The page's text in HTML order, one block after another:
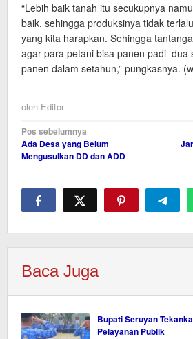
“Lebih baik tanah itu secukupnya
baik, sehingga produksinya tidak
yang kita harapkan. Sehingga
agar para petani bisa panen padi dua
panen dalam setahun,” pungkasnya.
oleh Editor
Navigasi
pos
Pos sebelumnya
Ada Desa yang Belum
Mengusulkan DD dan ADD
Baca Juga
Bupati Seruyan
Pelayanan Publik